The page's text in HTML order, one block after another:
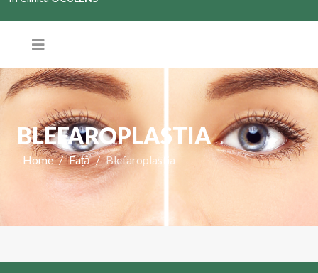
BLEFAROPLASTIA
Home Față Blefaroplastia